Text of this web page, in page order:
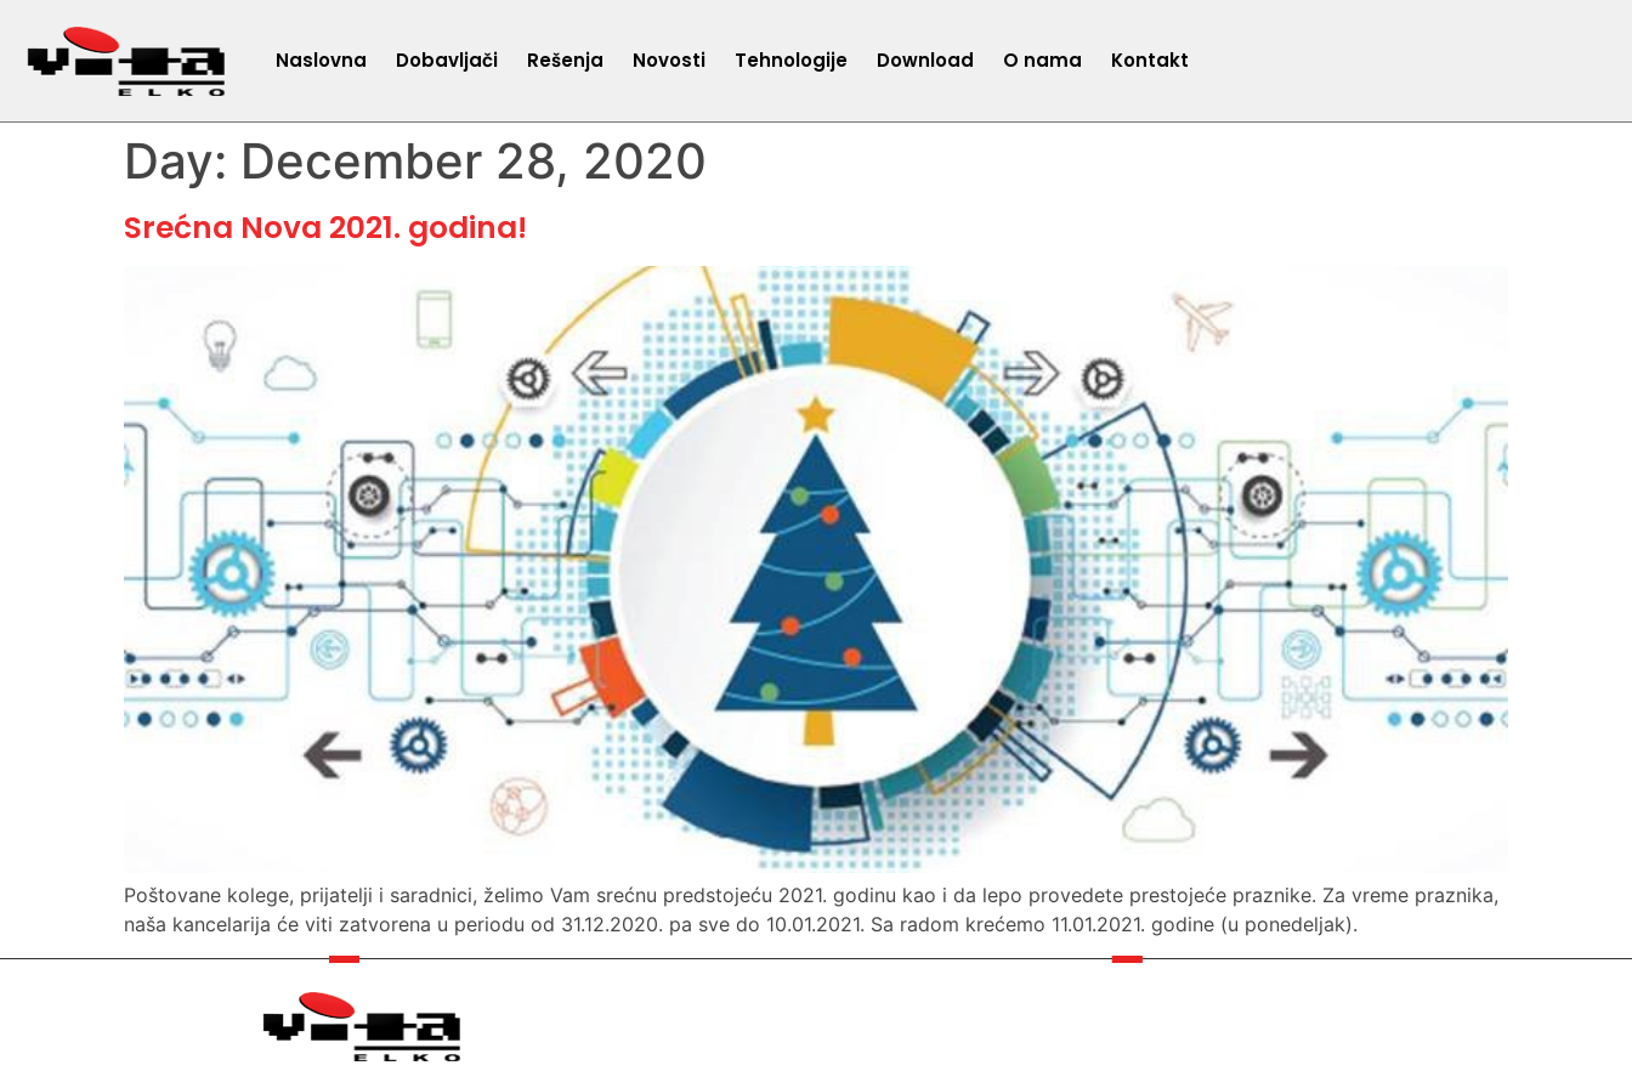
Naslovna Dobavljači Rešenja Novosti Tehnologije Download O nama Kontakt
Day: December 28, 2020
Srećna Nova 2021. godina!
Poštovane kolege, prijatelji i saradnici, želimo Vam srećnu predstojeću 2021. godinu kao i da lepo provedete prestojeće praznike. Za vreme praznika,
naša kancelarija će viti zatvorena u periodu od 31.12.2020. pa sve do 10.01.2021. Sa radom krećemo 11.01.2021. godine (u ponedeljak).